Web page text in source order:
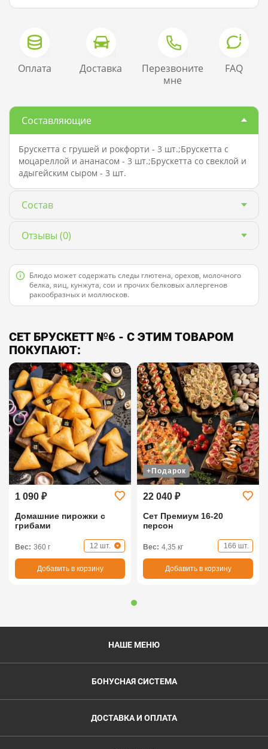
Составляющие
Брускетта с грушей и рокфорти - 3 шт.;Брускетта с
моцареллой и ананасом - 3 шт.;Брускетта со свеклой и
адыгейским сыром - 3 шт.
Состав
Отзывы (0)
Оплата Доставка
Перезвоните
мне
FAQ
Блюдо может содержать следы глютена, орехов, молочного
белка, яиц, кунжута, сои и прочих белковых аллергенов
ракообразных и моллюсков.
СЕТ БРУСКЕТТ №6 - С ЭТИМ ТОВАРОМ
ПОКУПАЮТ:
1 090 ₽
Домашние пирожки с
грибами
Вес: 360 г 12 шт.
Добавить в корзину
+Подарок
22 040 ₽
Сет Премиум 16-20
персон
Вес: 4,35 кг 166 шт.
Добавить в корзину
НАШЕ МЕНЮ
БОНУСНАЯ СИСТЕМА
ДОСТАВКА И ОПЛАТА